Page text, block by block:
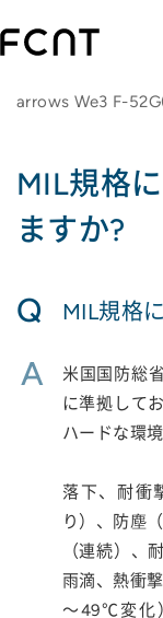
arrows We3 F-
MIL規格
ますか?
Q MIL規格
A
米国国防総
に準拠して
ハードな環
落下、耐衝
り）、防塵
（連続）、
雨滴、熱衝
～49℃変化